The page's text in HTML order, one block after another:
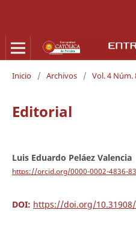
Inicio / Archivos / Vol. 4 Núm.
Editorial
Luis Eduardo Peláez Valencia
https://orcid.org/0000-0002-4836-
DOI: https://doi.org/10.31908/